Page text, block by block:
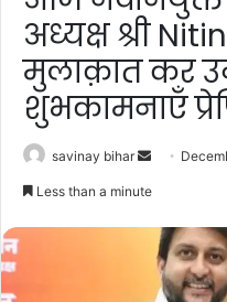
अध्यक्ष श्री
मुलाक़ात कर
शुभकामनाएँ
savinay bihar
Send
Less than a minute